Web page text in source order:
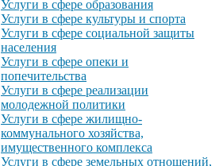
Услуги в сфере образования
Услуги в сфере культуры и спорта
Услуги в сфере социальной защиты
населения
Услуги в сфере опеки и
попечительства
Услуги в сфере реализации
молодежной политики
Услуги в сфере жилищно-
коммунального хозяйства,
имущественного комплекса
Услуги в сфере земельных отношений,